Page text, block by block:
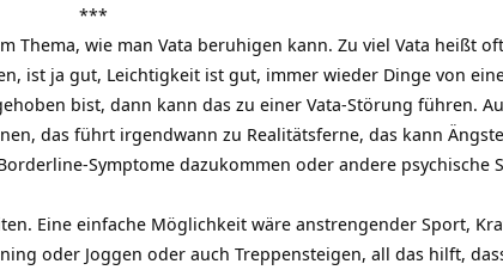
***
Thema, wie man Vata beruhigen kann. Zu viel Vata heißt
ist ja gut, Leichtigkeit ist gut, immer wieder Dinge von
bist, dann kann das zu einer Vata-Störung führen.
das führt irgendwann zu Realitätsferne, das kann
Symptome dazukommen oder andere psychische
Eine einfache Möglichkeit wäre anstrengender Sport,
oder Joggen oder auch Treppensteigen, all das hilft,